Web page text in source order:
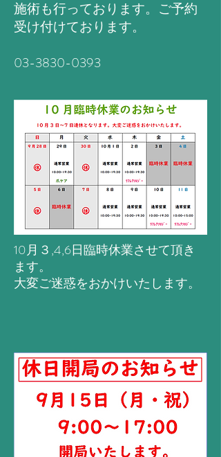
施術も行っております。ご予約
受け付けております。
03-3830-0393
10月３,4,6日臨時休業させて頂き
ます。
大変ご迷惑をおかけいたします。